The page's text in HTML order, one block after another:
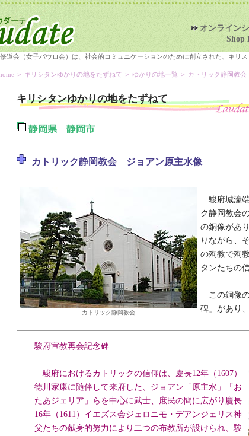
オンライン
──Shop
道会（女子パウロ会）は、社会的コミュニケーションのために創立された、キリス
＞ キリシタンゆかりの地をたずねて ＞ ゆかりの地一覧 ＞ カトリック静岡教
キリシタンゆかりの地をたずねて
静岡県 静岡市
カトリック静岡教会 ジョアン原主水像
カトリック静岡教会
駿府城濠
ク静岡教会
の銅像があ
りながら、
の殉教で殉
タンたちの
この銅像
碑」があり
駿府宣教再会記念碑
駿府におけるカトリックの信仰は、慶長12年（1607）
徳川家康に随伴して来府した、ジョアン「原主水」「お
たあジェリア」らを中心に武士、庶民の間に広がり慶長
16年（1611）イエズス会ジェロニモ・デアンジェリス神
父たちの献身的努力により二つの布教所が設けられ、駿